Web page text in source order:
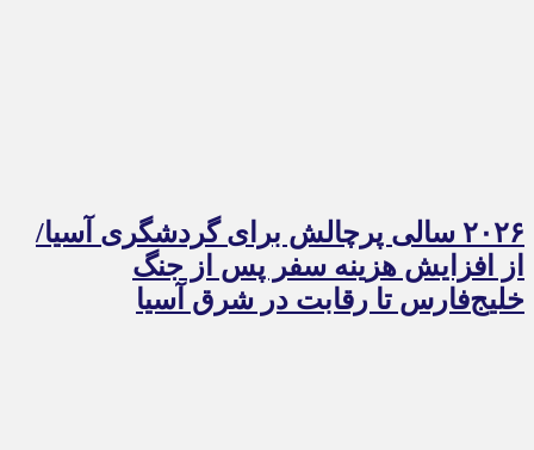
۲۰۲۶ سالی پرچالش برای گردشگری آسیا/
از افزایش هزینه سفر پس از جنگ
خلیج‌فارس تا رقابت در شرق آسیا